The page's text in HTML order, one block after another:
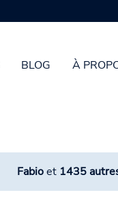
BLOG À
Fabioet 1435